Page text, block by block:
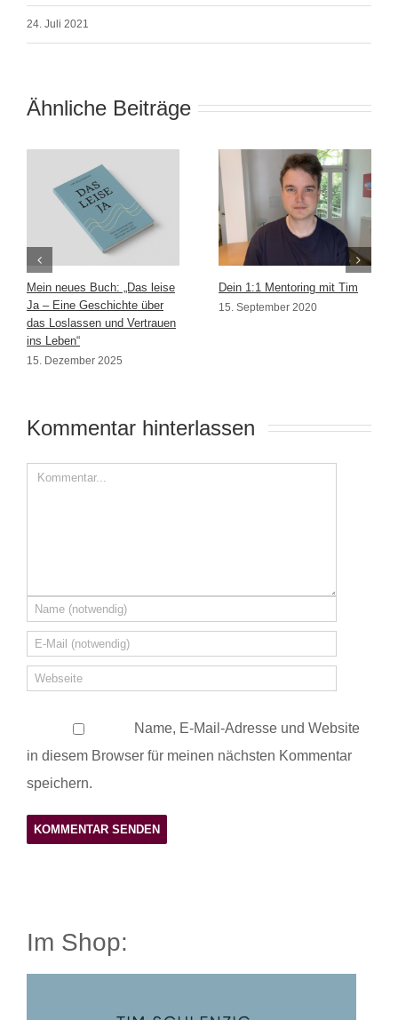
24. Juli 2021
Ähnliche Beiträge
Mein neues Buch: „Das leise
Ja – Eine Geschichte über
das Loslassen und Vertrauen
ins Leben“
15. Dezember 2025
Dein 1:1 Mentoring mit Tim
15. September 2020
Kommentar hinterlassen
Name, E-Mail-Adresse und Website
in diesem Browser für meinen nächsten Kommentar
speichern.
Im Shop: